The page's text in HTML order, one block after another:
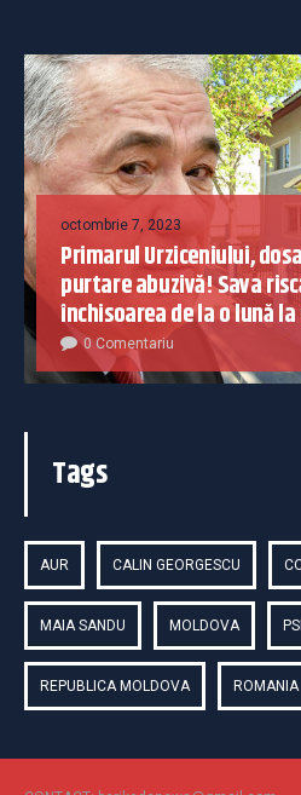
octombrie 7, 2023
Primarul Urziceniului,
purtare abuzivă! Sava
închisoarea de la o lună
0 Comentariu
Tags
AUR CALIN GEORGESCU
MAIA SANDU MOLDOVA
REPUBLICA MOLDOVA ROMANIA